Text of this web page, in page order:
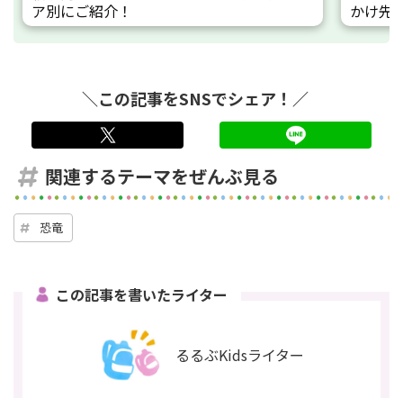
ア別にご紹介！
かけ先
＼この記事をSNSでシェア！／
関連するテーマをぜんぶ見る
恐竜
この記事を書いたライター
るるぶKidsライター